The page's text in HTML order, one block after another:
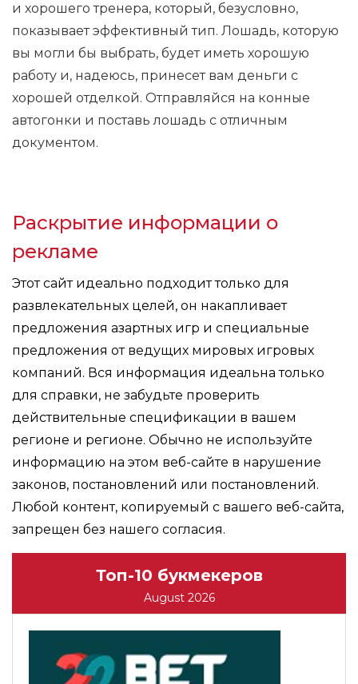
и хорошего тренера, который, безусловно,
показывает эффективный тип. Лошадь, которую
вы могли бы выбрать, будет иметь хорошую
работу и, надеюсь, принесет вам деньги с
хорошей отделкой. Отправляйся на конные
автогонки и поставь лошадь с отличным
документом.
Раскрытие информации о
рекламе
Этот сайт идеально подходит только для
развлекательных целей, он накапливает
предложения азартных игр и специальные
предложения от ведущих мировых игровых
компаний. Вся информация идеальна только
для справки, не забудьте проверить
действительные спецификации в вашем
регионе и регионе. Обычно не используйте
информацию на этом веб-сайте в нарушение
законов, постановлений или постановлений.
Любой контент, копируемый с вашего веб-сайта,
запрещен без нашего согласия.
Топ-10 букмекеров
August 2026